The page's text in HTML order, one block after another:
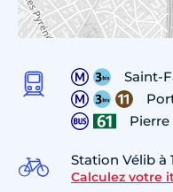
Saint-
Station Vélib à
Calculez votre